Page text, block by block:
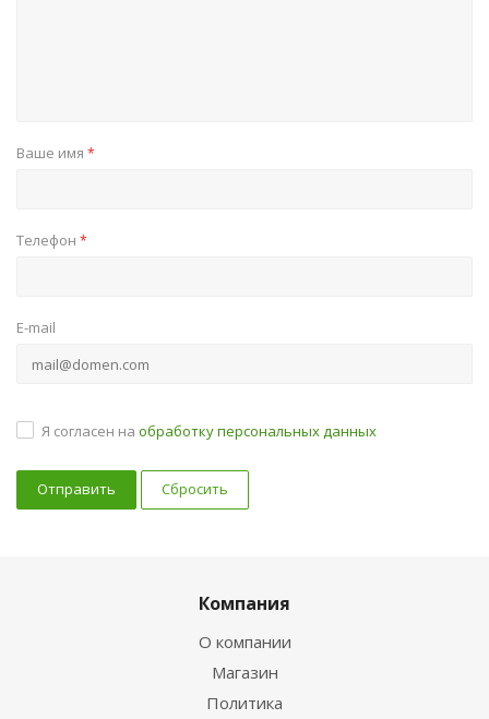
Ваше имя *
Телефон *
E-mail
Я согласен на обработку персональных данных
Сбросить
Компания
О компании
Магазин
Политика